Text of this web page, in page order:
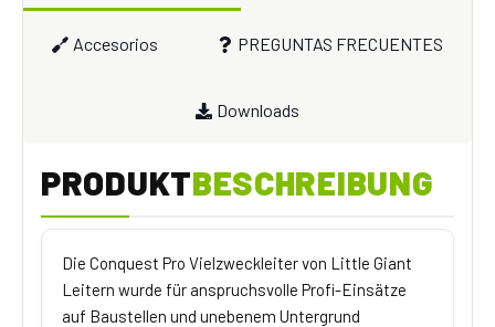
Accesorios PREGUNTAS FRECUENTES
Downloads
PRODUKTBESCHREIBUNG
Die Conquest Pro Vielzweckleiter von Little Giant
Leitern wurde für anspruchsvolle Profi-Einsätze
auf Baustellen und unebenem Untergrund